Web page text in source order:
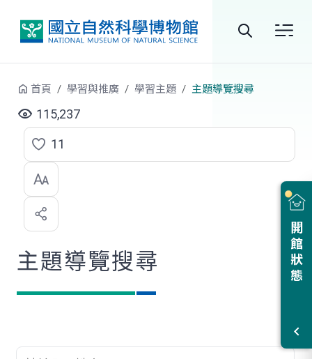
站
尋
開館狀態
首頁 學習與推廣 學習主題 主題導覽搜尋
115,237
點
選
喜
歡
11
主題導覽搜尋
查詢關鍵字